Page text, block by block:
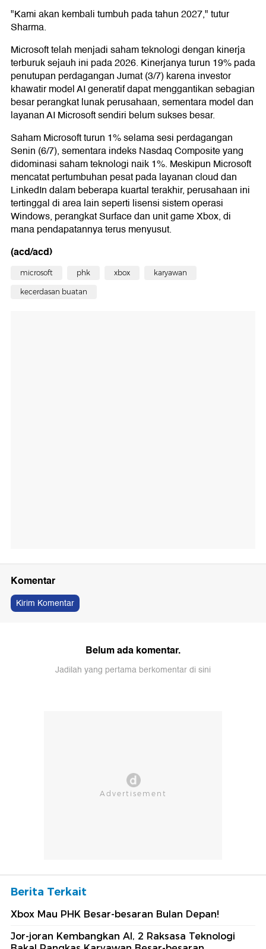
"Kami akan kembali tumbuh pada tahun 2027," tutur
Sharma.
Microsoft telah menjadi saham teknologi dengan kinerja
terburuk sejauh ini pada 2026. Kinerjanya turun 19% pada
penutupan perdagangan Jumat (3/7) karena investor
khawatir model AI generatif dapat menggantikan sebagian
besar perangkat lunak perusahaan, sementara model dan
layanan AI Microsoft sendiri belum sukses besar.
Saham Microsoft turun 1% selama sesi perdagangan
Senin (6/7), sementara indeks Nasdaq Composite yang
didominasi saham teknologi naik 1%. Meskipun Microsoft
mencatat pertumbuhan pesat pada layanan cloud dan
LinkedIn dalam beberapa kuartal terakhir, perusahaan ini
tertinggal di area lain seperti lisensi sistem operasi
Windows, perangkat Surface dan unit game Xbox, di
mana pendapatannya terus menyusut.
(acd/acd)
microsoft phk xbox karyawan
kecerdasan buatan
Komentar
Kirim Komentar
Belum ada komentar.
Jadilah yang pertama berkomentar di sini
Berita Terkait
Xbox Mau PHK Besar-besaran Bulan Depan!
Jor-joran Kembangkan AI, 2 Raksasa Teknologi